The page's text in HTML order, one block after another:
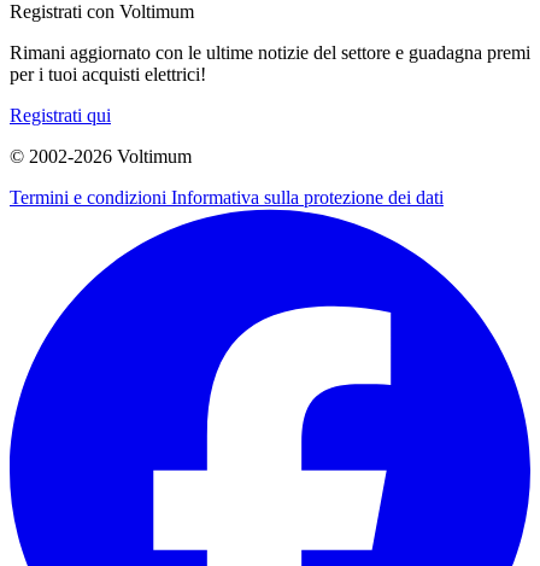
Registrati con Voltimum
Rimani aggiornato con le ultime notizie del settore e guadagna premi
per i tuoi acquisti elettrici!
Registrati qui
© 2002-2026 Voltimum
Termini e condizioni Informativa sulla protezione dei dati